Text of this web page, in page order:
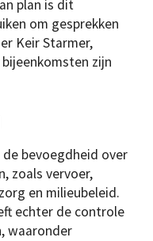
plan is dit
om gesprekken
Keir Starmer,
zijn
bevoegdheid over
zoals vervoer,
en milieubeleid.
echter de controle
waaronder